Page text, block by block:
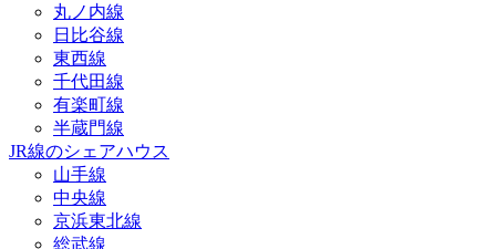
丸ノ内線
日比谷線
東西線
千代田線
有楽町線
半蔵門線
JR線のシェアハウス
山手線
中央線
京浜東北線
総武線